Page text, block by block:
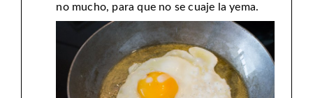
no mucho, para que no se cuaje la yema.